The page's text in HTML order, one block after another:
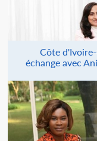
Côte
échange avec